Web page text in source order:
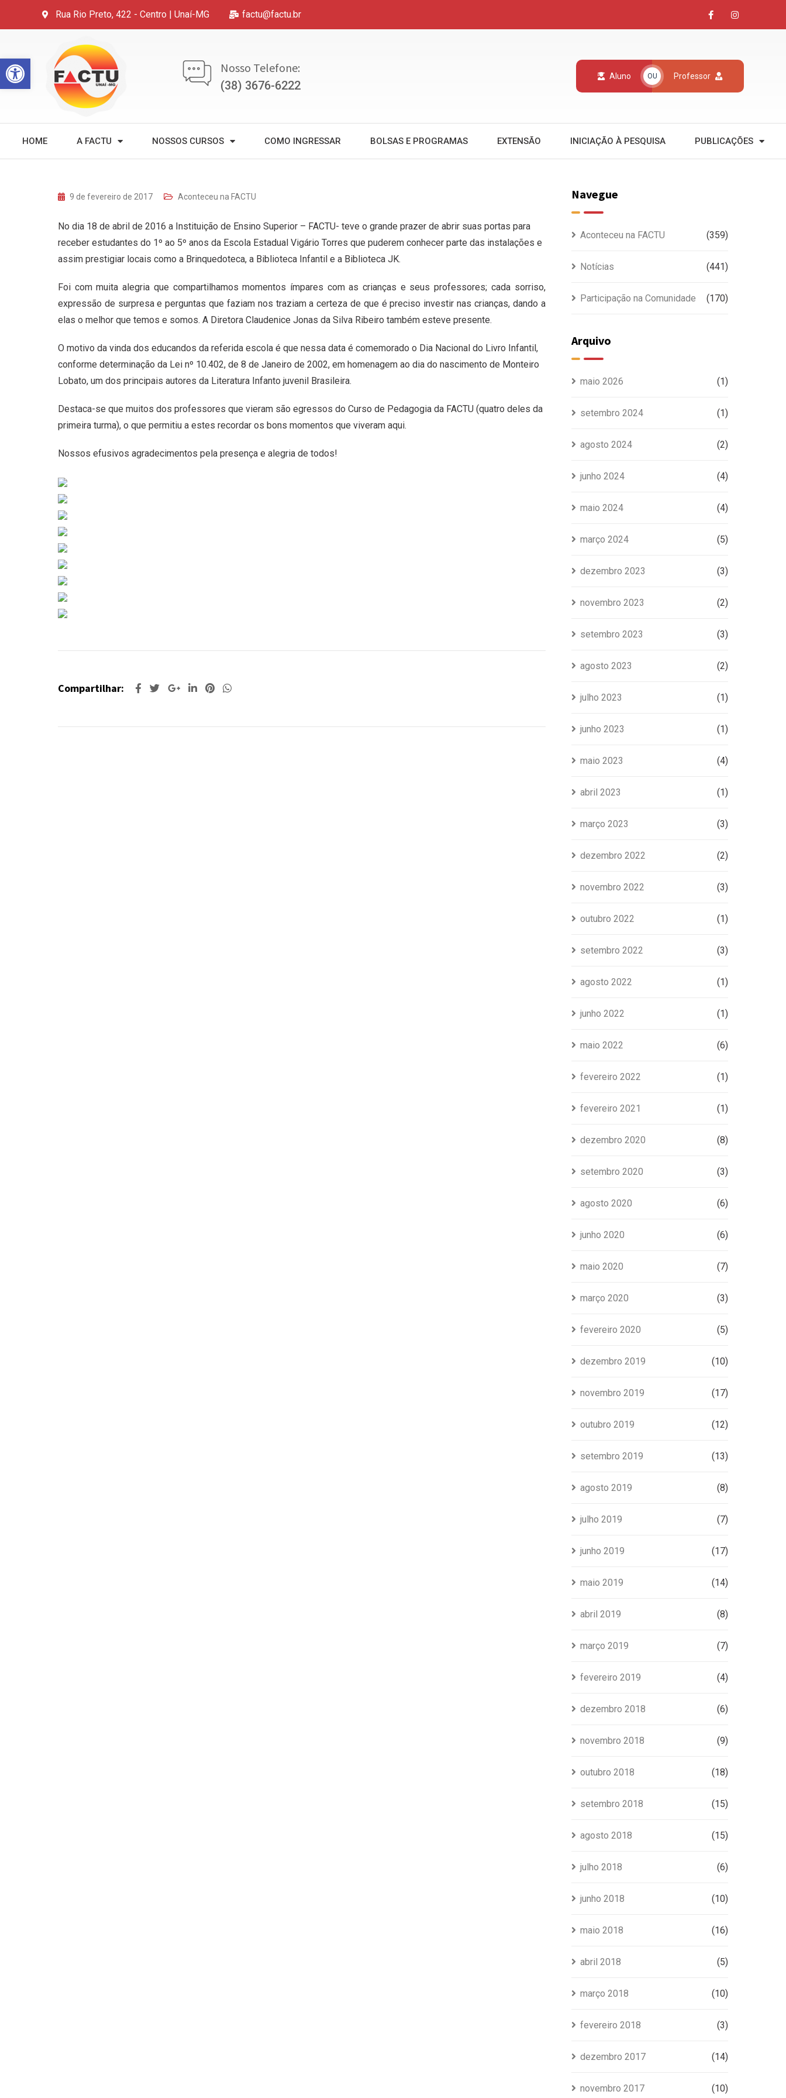
Open toolbar
Rua Rio Preto, 422 - Centro | Unaí-MG factu@factu.br
Nosso Telefone:
(38) 3676-6222
Aluno OU Professor
HOME A FACTU NOSSOS CURSOS COMO INGRESSAR BOLSAS E PROGRAMAS EXTENSÃO INICIAÇÃO À PESQUISA PUBLICAÇÕES
9 de fevereiro de 2017 Aconteceu na FACTU
No dia 18 de abril de 2016 a Instituição de Ensino Superior – FACTU- teve o grande prazer de abrir suas portas para
receber estudantes do 1º ao 5º anos da Escola Estadual Vigário Torres que puderem conhecer parte das instalações e
assim prestigiar locais como a Brinquedoteca, a Biblioteca Infantil e a Biblioteca JK.
Foi com muita alegria que compartilhamos momentos ímpares com as crianças e seus professores; cada sorriso,
expressão de surpresa e perguntas que faziam nos traziam a certeza de que é preciso investir nas crianças, dando a
elas o melhor que temos e somos. A Diretora Claudenice Jonas da Silva Ribeiro também esteve presente.
O motivo da vinda dos educandos da referida escola é que nessa data é comemorado o Dia Nacional do Livro Infantil,
conforme determinação da Lei nº 10.402, de 8 de Janeiro de 2002, em homenagem ao dia do nascimento de Monteiro
Lobato, um dos principais autores da Literatura Infanto juvenil Brasileira.
Destaca-se que muitos dos professores que vieram são egressos do Curso de Pedagogia da FACTU (quatro deles da
primeira turma), o que permitiu a estes recordar os bons momentos que viveram aqui.
Nossos efusivos agradecimentos pela presença e alegria de todos!
Compartilhar:
Navegue
Aconteceu na FACTU (359)
Notícias (441)
Participação na Comunidade (170)
Arquivo
maio 2026 (1)
setembro 2024 (1)
agosto 2024 (2)
junho 2024 (4)
maio 2024 (4)
março 2024 (5)
dezembro 2023 (3)
novembro 2023 (2)
setembro 2023 (3)
agosto 2023 (2)
julho 2023 (1)
junho 2023 (1)
maio 2023 (4)
abril 2023 (1)
março 2023 (3)
dezembro 2022 (2)
novembro 2022 (3)
outubro 2022 (1)
setembro 2022 (3)
agosto 2022 (1)
junho 2022 (1)
maio 2022 (6)
fevereiro 2022 (1)
fevereiro 2021 (1)
dezembro 2020 (8)
setembro 2020 (3)
agosto 2020 (6)
junho 2020 (6)
maio 2020 (7)
março 2020 (3)
fevereiro 2020 (5)
dezembro 2019 (10)
novembro 2019 (17)
outubro 2019 (12)
setembro 2019 (13)
agosto 2019 (8)
julho 2019 (7)
junho 2019 (17)
maio 2019 (14)
abril 2019 (8)
março 2019 (7)
fevereiro 2019 (4)
dezembro 2018 (6)
novembro 2018 (9)
outubro 2018 (18)
setembro 2018 (15)
agosto 2018 (15)
julho 2018 (6)
junho 2018 (10)
maio 2018 (16)
abril 2018 (5)
março 2018 (10)
fevereiro 2018 (3)
dezembro 2017 (14)
novembro 2017 (10)